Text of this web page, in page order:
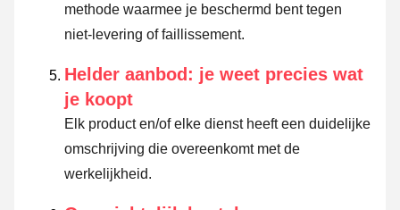
methode waarmee je beschermd bent tegen
niet-levering of faillissement.
Helder aanbod: je weet precies wat
je koopt
Elk product en/of elke dienst heeft een duidelijke
omschrijving die overeenkomt met de
werkelijkheid.